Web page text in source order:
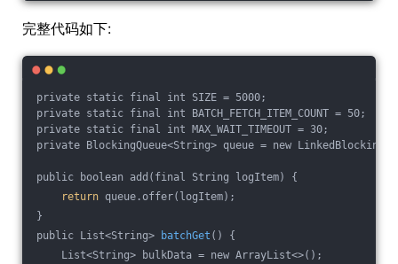
完整代码如下:
private static final int SIZE = 5000;
private static final int BATCH_FETCH_ITEM_COUNT = 50;
private static final int MAX_WAIT_TIMEOUT = 30;
private BlockingQueue<String> queue = new
public boolean add(final String logItem) {
return queue.offer(logItem);
}
public List<String>
batchGet () {
List<String> bulkData = new ArrayList<>();